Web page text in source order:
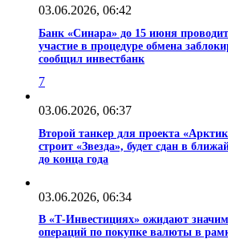
03.06.2026, 06:42
Банк «Синара» до 15 июня
участие в процедуре обмена
сообщил инвестбанк
7
03.06.2026, 06:37
Второй танкер для проекта
строит «Звезда», будет сдан в
до конца года
03.06.2026, 06:34
В «Т-Инвестициях» ожидают
операций по покупке валюты в